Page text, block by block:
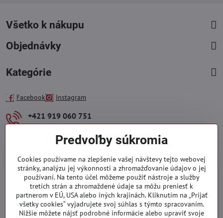
Všetko k nákupu
Objednávky
Kategórie
Facebook Instagram
+421 919 060 751
Pondelok - Piatok : 09:00 - 15:00 hod.
info​@everlady​.eu
Predvoľby súkromia
Cookies používame na zlepšenie vašej návštevy tejto webovej
stránky, analýzu jej výkonnosti a zhromažďovanie údajov o jej
používaní. Na tento účel môžeme použiť nástroje a služby
tretích strán a zhromaždené údaje sa môžu preniesť k
partnerom v EÚ, USA alebo iných krajinách. Kliknutím na „Prijať
všetky cookies“ vyjadrujete svoj súhlas s týmto spracovaním.
Nižšie môžete nájsť podrobné informácie alebo upraviť svoje